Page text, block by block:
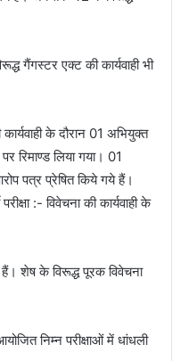
गैंगस्टर एक्ट की कार्यवाही भी
के दौरान 01 अभियुक्त
रिमाण्ड लिया गया। 01
पत्र प्रेषित किये गये हैं।
:- विवेचना की कार्यवाही के
शेष के विरूद्ध पूरक विवेचना
निम्न परीक्षाओं में धांधली